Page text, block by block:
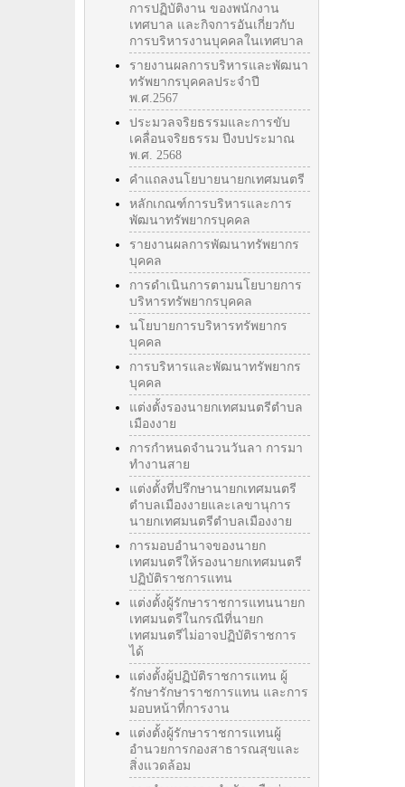
การปฏิบัติงาน ของพนักงาน
เทศบาล และกิจการอันเกี่ยวกับ
การบริหารงานบุคคลในเทศบาล
รายงานผลการบริหารและพัฒนา
ทรัพยากรบุคคลประจำปี
พ.ศ.2567
ประมวลจริยธรรมและการขับ
เคลื่อนจริยธรรม ปีงบประมาณ
พ.ศ. 2568
คำแถลงนโยบายนายกเทศมนตรี
หลักเกณฑ์การบริหารและการ
พัฒนาทรัพยากรบุคคล
รายงานผลการพัฒนาทรัพยากร
บุคคล
การดำเนินการตามนโยบายการ
บริหารทรัพยากรบุคคล
นโยบายการบริหารทรัพยากร
บุคคล
การบริหารและพัฒนาทรัพยากร
บุคคล
แต่งตั้งรองนายกเทศมนตรีตำบล
เมืองงาย
การกำหนดจำนวนวันลา การมา
ทำงานสาย
แต่งตั้งที่ปรึกษานายกเทศมนตรี
ตำบลเมืองงายและเลขานุการ
นายกเทศมนตรีตำบลเมืองงาย
การมอบอำนาจของนายก
เทศมนตรีให้รองนายกเทศมนตรี
ปฏิบัติราชการแทน
แต่งตั้งผู้รักษาราชการแทนนายก
เทศมนตรีในกรณีที่นายก
เทศมนตรีไม่อาจปฏิบัติราชการ
ได้
แต่งตั้งผู้ปฏิบัติราชการแทน ผู้
รักษารักษาราชการแทน และการ
มอบหน้าที่การงาน
แต่งตั้งผู้รักษาราชการแทนผู้
อำนวยการกองสาธารณสุขและ
สิ่งแวดล้อม